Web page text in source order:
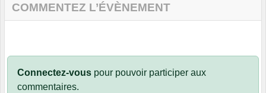
COMMENTEZ L’ÉVÈNEMENT
Connectez-vous pour pouvoir participer aux
commentaires.